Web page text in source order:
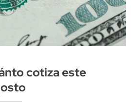
cotiza este